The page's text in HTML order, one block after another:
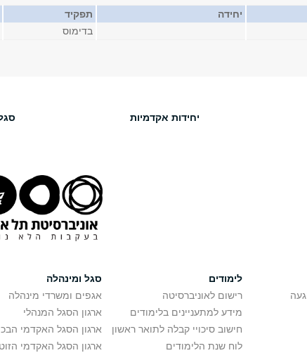
יחידה תפקיד
בדימוס
יחידות אקדמיות
לימודים
רישום לאוניברסיטה
מידע למתעניינים בלימודים
חישוב סיכויי קבלה לתואר ראשון
לוח שנת הלימודים
סגל ומינהלה
אגפים ומשרדי מינהלה
ארגון הסגל המנהלי
ארגון הסגל האקדמי
ארגון הסגל האקדמי